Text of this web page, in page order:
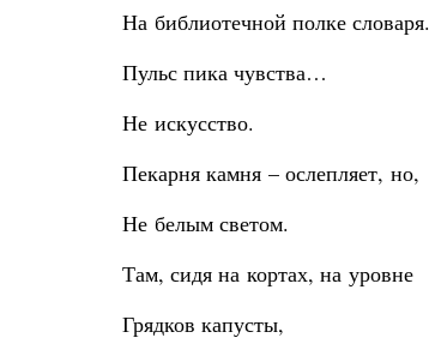
На библиотечной полке словаря.
Пульс пика чувства…
Не искусство.
Пекарня камня – ослепляет, но,
Не белым светом.
Там, сидя на кортах, на уровне
Грядков капусты,